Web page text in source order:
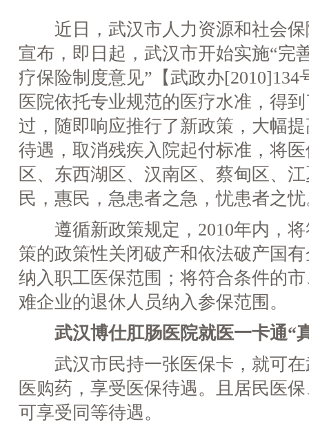
近日，武汉市人力资源和社会保
宣布，即日起，武汉市开始实施“完
疗保险制度意见”【武政办[2010]134
医院依托专业规范的医疗水准，得
过，随即响应推行了新政策，大幅
待遇，取消残疾入院起付标准，将
区、东西湖区、汉南区、蔡甸区、
民，惠民，急患者之急，忧患者之
遵循新政策规定，2010年内，将
策的政策性关闭破产和依法破产国
纳入职工医保范围；将符合条件的
难企业的退休人员纳入参保范围。
武汉博仕肛肠医院就医一卡通“
武汉市民持一张医保卡，就可在
医购药，享受医保待遇。且居民医
可享受同等待遇。